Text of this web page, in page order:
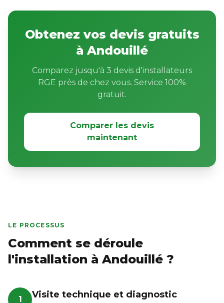
Obtenez vos devis gratuits
à Andouillé
Comparez jusqu'à 3 devis d'installateurs
RGE près de chez vous. Service 100%
gratuit.
Comparer les devis
maintenant
LE PROCESSUS
Comment se déroule
l'installation à Andouillé ?
1 Visite technique et diagnostic